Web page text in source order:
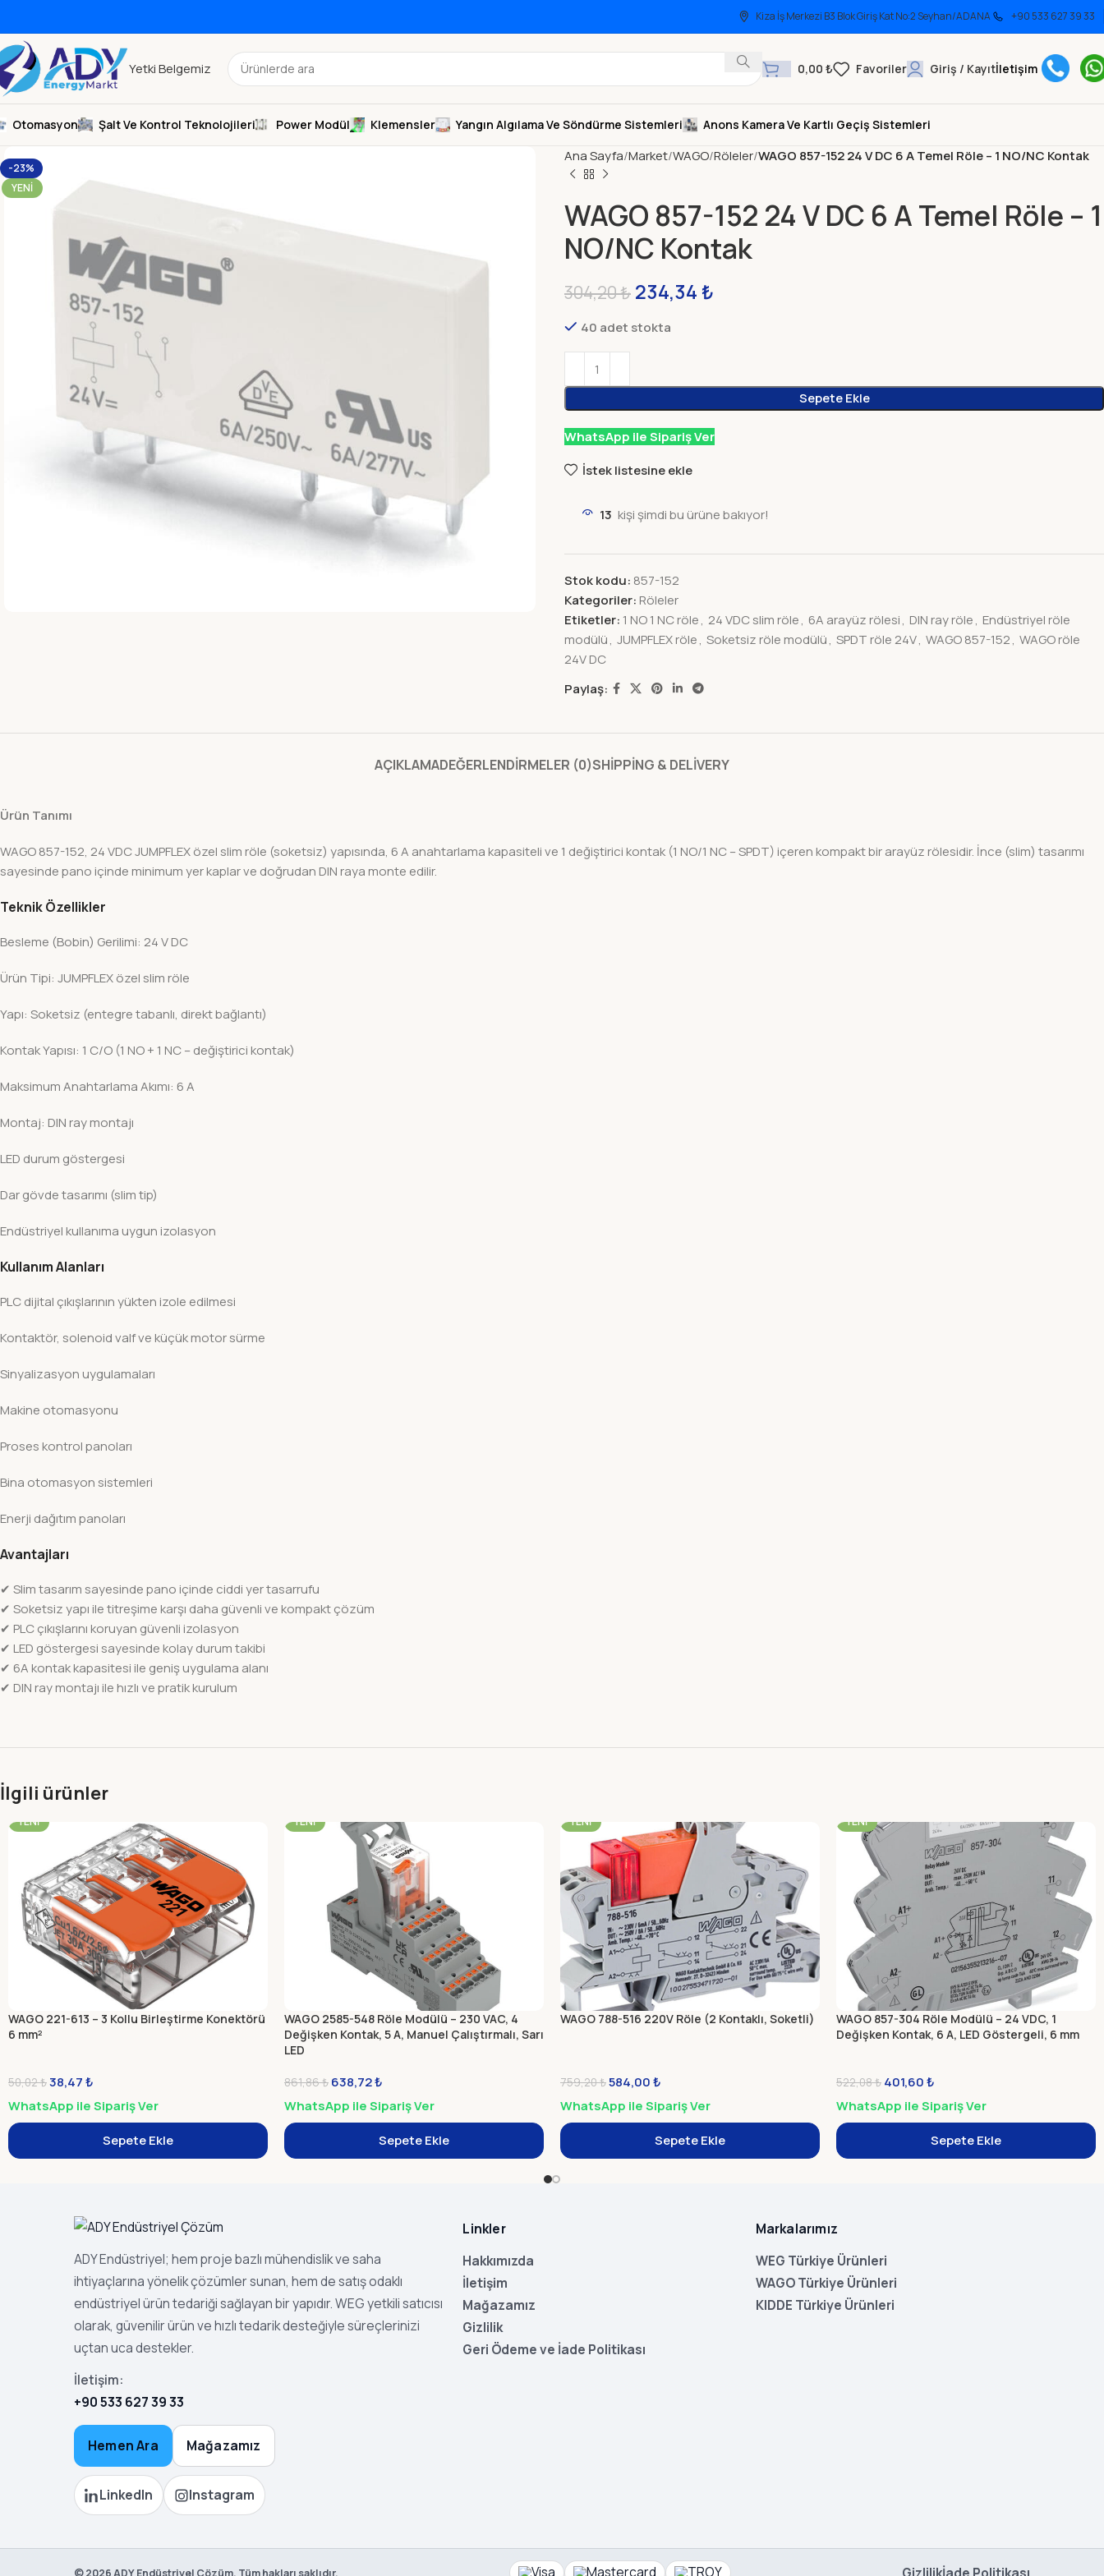
Kiza İş Merkezi B3 Blok Giriş Kat No:2 Seyhan/ADANA +90 533 627 39 33
Yetki Belgemiz 0,00 ₺ Giriş / Kayıtİletişim
Otomasyon Şalt Ve Kontrol Teknolojileri Power Modül Klemensler Yangın Algılama Ve Söndürme Sistemleri Anons Kamera Ve Kartlı Geçiş Sistemleri
-23%
YENI
Ana Sayfa Market WAGO Röleler WAGO 857-152 24 V DC 6 A Temel Röle – 1 NO/NC Kontak
WAGO 857-152 24 V DC 6 A Temel Röle – 1
NO/NC Kontak
304,20₺ 234,34 ₺
40 adet stokta
Sepete Ekle
WhatsApp ile Sipariş Ver
İstek listesine ekle
13 kişi şimdi bu ürüne bakıyor!
Stok kodu: 857-152
Kategoriler: Röleler
Etiketler: 1 NO 1 NC röle, 24 VDC slim röle, 6A arayüz rölesi, DIN ray röle, Endüstriyel röle
modülü, JUMPFLEX röle, Soketsiz röle modülü, SPDT röle 24V, WAGO 857-152, WAGO röle
24V DC
Paylaş:
AÇIKLAMADEĞERLENDIRMELER (0)SHIPPING & DELIVERY
Ürün Tanımı
WAGO 857-152, 24 VDC JUMPFLEX özel slim röle (soketsiz) yapısında, 6 A anahtarlama kapasiteli ve 1 değiştirici kontak (1 NO/1 NC – SPDT) içeren kompakt bir arayüz rölesidir. İnce (slim) tasarımı
sayesinde pano içinde minimum yer kaplar ve doğrudan DIN raya monte edilir.
Teknik Özellikler
Besleme (Bobin) Gerilimi: 24 V DC
Ürün Tipi: JUMPFLEX özel slim röle
Yapı: Soketsiz (entegre tabanlı, direkt bağlantı)
Kontak Yapısı: 1 C/O (1 NO + 1 NC – değiştirici kontak)
Maksimum Anahtarlama Akımı: 6 A
Montaj: DIN ray montajı
LED durum göstergesi
Dar gövde tasarımı (slim tip)
Endüstriyel kullanıma uygun izolasyon
Kullanım Alanları
PLC dijital çıkışlarının yükten izole edilmesi
Kontaktör, solenoid valf ve küçük motor sürme
Sinyalizasyon uygulamaları
Makine otomasyonu
Proses kontrol panoları
Bina otomasyon sistemleri
Enerji dağıtım panoları
Avantajları
✔ Slim tasarım sayesinde pano içinde ciddi yer tasarrufu
✔ Soketsiz yapı ile titreşime karşı daha güvenli ve kompakt çözüm
✔ PLC çıkışlarını koruyan güvenli izolasyon
✔ LED göstergesi sayesinde kolay durum takibi
✔ 6A kontak kapasitesi ile geniş uygulama alanı
✔ DIN ray montajı ile hızlı ve pratik kurulum
İlgili ürünler
-23%
YENI
WAGO 221-613 – 3 Kollu Birleştirme Konektörü
6 mm²
50,02₺38,47₺
WhatsApp ile Sipariş Ver
Sepete Ekle
YENI
WAGO 2585-548 Röle Modülü – 230 VAC, 4
Değişken Kontak, 5 A, Manuel Çalıştırmalı, Sarı
LED
861,86₺ 638,72₺
WhatsApp ile Sipariş Ver
Sepete Ekle
YENI
WAGO 788-516 220V Röle (2 Kontaklı, Soketli)
759,20₺584,00₺
WhatsApp ile Sipariş Ver
Sepete Ekle
YENI
WAGO 857-304 Röle Modülü – 24 VDC, 1
Değişken Kontak, 6 A, LED Göstergeli, 6 mm
522,08₺ 401,60₺
WhatsApp ile Sipariş Ver
Sepete Ekle
ADY Endüstriyel; hem proje bazlı mühendislik ve saha
ihtiyaçlarına yönelik çözümler sunan, hem de satış odaklı
endüstriyel ürün tedariği sağlayan bir yapıdır. WEG yetkili satıcısı
olarak, güvenilir ürün ve hızlı tedarik desteğiyle süreçlerinizi
uçtan uca destekler.
İletişim:
+90 533 627 39 33
Hemen Ara Mağazamız
LinkedIn Instagram
Linkler
Hakkımızda
İletişim
Mağazamız
Gizlilik
Geri Ödeme ve İade Politikası
Markalarımız
WEG Türkiye Ürünleri
WAGO Türkiye Ürünleri
KIDDE Türkiye Ürünleri
©2026 ADY Endüstriyel Çözüm. Tüm hakları saklıdır. Gizlilikİade Politikası